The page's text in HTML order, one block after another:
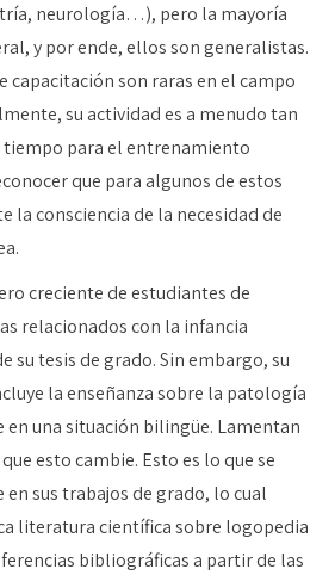
neurología…), pero la mayoría
y por ende, ellos son generalistas.
capacitación son raras en el campo
su actividad es a menudo tan
tiempo para el entrenamiento
que para algunos de estos
la consciencia de la necesidad de
creciente de estudiantes de
relacionados con la infancia
su tesis de grado. Sin embargo, su
la enseñanza sobre la patología
en una situación bilingüe. Lamentan
esto cambie. Esto es lo que se
sus trabajos de grado, lo cual
literatura científica sobre logopedia
bibliográficas a partir de las